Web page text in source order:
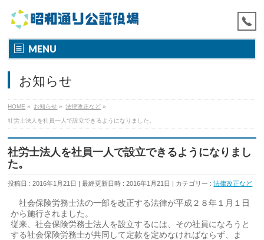
MENU
お知らせ
HOME » お知らせ » 法律改正など »
社労士法人を社員一人で設立できるようになりました。
社労士法人を社員一人で設立できるようになりまし
た。
投稿日 : 2016年1月21日 最終更新日時 : 2016年1月21日 カテゴリー :法律改正など
社会保険労務士法の一部を改正する法律が平成２８年１月１日
から施行されました。
従来、社会保険労務士法人を設立するには、その社員になろうと
する社会保険労務士が共同して定款を定めなければならず、ま